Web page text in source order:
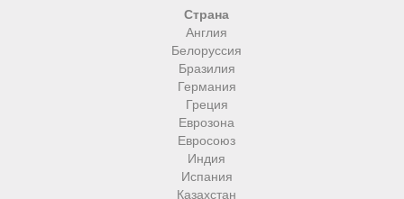
Страна
Англия
Белоруссия
Бразилия
Германия
Греция
Еврозона
Евросоюз
Индия
Испания
Казахстан